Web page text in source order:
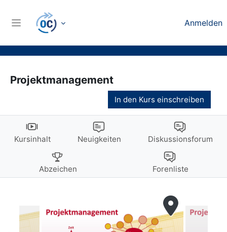
Website-Übersicht
Anmelden
Projektmanagement
In den Kurs einschreiben
Kursinhalt Neuigkeiten Diskussionsforum
Abzeichen Forenliste